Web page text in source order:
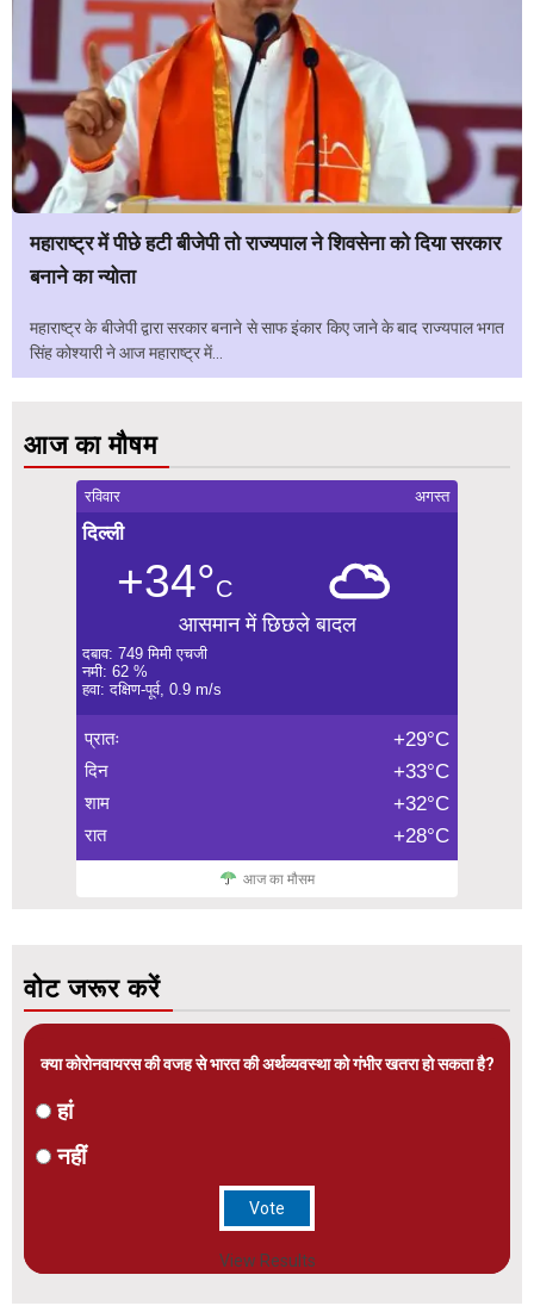
महाराष्ट्र में पीछे हटी बीजेपी तो राज्यपाल ने शिवसेना को दिया सरकार
बनाने का न्योता
महाराष्ट्र के बीजेपी द्वारा सरकार बनाने से साफ इंकार किए जाने के बाद राज्यपाल भगत
सिंह कोश्यारी ने आज महाराष्ट्र में...
आज का मौषम
रविवार अगस्त
दिल्ली
+34°C
आसमान में छिछले बादल
दबाव: 749 मिमी एचजी
नमी: 62 %
हवा: दक्षिण-पूर्व, 0.9 m/s
प्रातः +29°C
दिन +33°C
शाम +32°C
रात +28°C
आज का मौसम
वोट जरूर करें
क्या कोरोनवायरस की वजह से भारत की अर्थव्यवस्था को गंभीर खतरा हो सकता है?
हां
नहीं
View Results